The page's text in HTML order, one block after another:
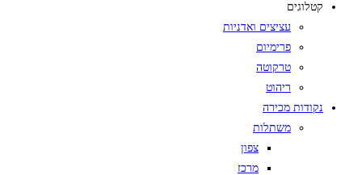
קטלוגים
עציצים ואדניות
פרימיום
טרקוטה
ריהוט
נקודות מכירה
משתלות
צפון
מרכז